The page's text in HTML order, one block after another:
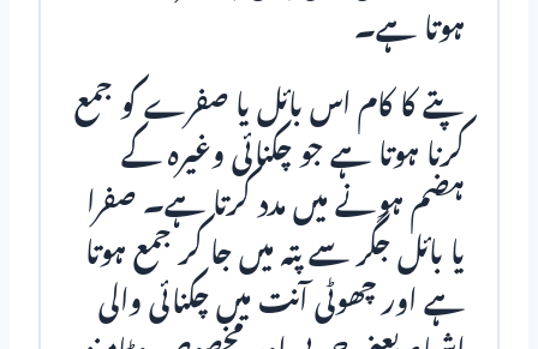
ہوتا ہے۔
پتے کا کام اس بائل یا صفرے کو جمع
کرنا ہوتا ہے جو چکنائی وغیرہ کے
ہضم ہونے میں مدد کرتا ہے۔ صفرا
یا بائل جگر سے پتہ میں جا کر جمع ہوتا
ہے اور چھوٹی آنت میں چکنائی والی